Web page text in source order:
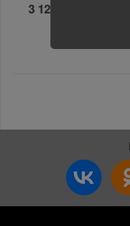
3 126 руб.